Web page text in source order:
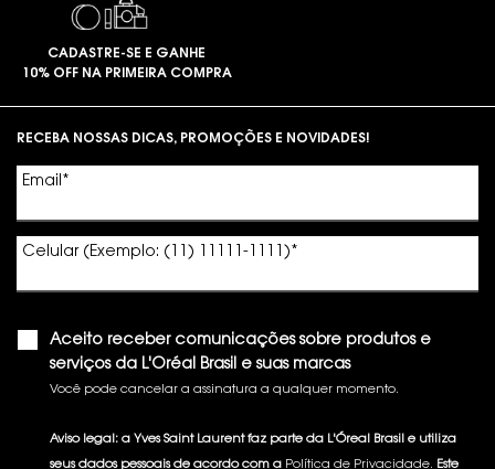
CADASTRE-SE E GANHE
10% OFF NA PRIMEIRA COMPRA
RECEBA NOSSAS DICAS, PROMOÇÕES E NOVIDADES!
Email *
Celular (Exemplo: (11) 11111-1111) *
Aceito receber comunicações sobre produtos e
serviços da L'Oréal Brasil e suas marcas
Você pode cancelar a assinatura a qualquer momento.​
Aviso legal: a Yves Saint Laurent faz parte da L'Óreal Brasil e utiliza
seus dados pessoais de acordo com a Política de Privacidade. Este